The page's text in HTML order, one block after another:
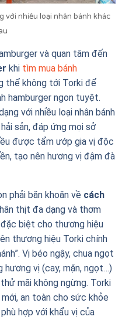
với nhiều loại nhân bánh khác
và quan tâm đến
khi tìm mua bánh
thể không tới Torki để
hamburger ngon tuyệt.
với nhiều loại nhân bánh
sản, đáp ứng mọi sở
được tẩm ướp gia vị độc
tạo nên hương vị đậm đà
phải băn khoăn về cách
thịt đa dạng và thơm
biệt cho thương hiệu
thương hiệu Torki chính
Vị béo ngậy, chua ngọt
hương vị (cay, mặn, ngọt…)
mãi không ngừng. Torki
an toàn cho sức khỏe
hợp với khẩu vị của